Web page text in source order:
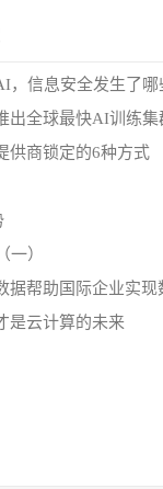
信息安全发生了哪
出全球最快AI训练集
供商锁定的6种方式
一）
帮助国际企业实现
是云计算的未来